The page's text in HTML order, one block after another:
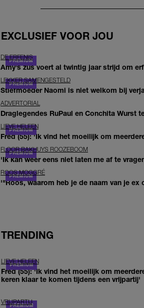
EXCLUSIEF VOOR JOU
DE ERFENIS
Amy’s zus voert al twintig jaar strijd om
LEKKER SAMENGESTELD
Stiefmoeder Naomi is niet welkom bij
ADVERTORIAL
Draglegendes RuPaul en Conchita Wurst
LIEVE HELEEN
Fred (55): 'Ik vind het moeilijk om
FLOOR BAKHUYS ROOZEBOOM
'Ik kan weer eens niet laten me af te
ROOS MOGGRÉ
'"Roos, waarom heb je de naam van je
TRENDING
LIEVE HELEEN
Fred (55): 'Ik vind het moeilijk om
keren klaar te komen tijdens een vrijpartij'
VRIJPARTIJ